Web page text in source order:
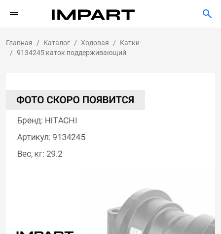
Главная Каталог Ходовая
Катки
9134245 каток поддерживающий